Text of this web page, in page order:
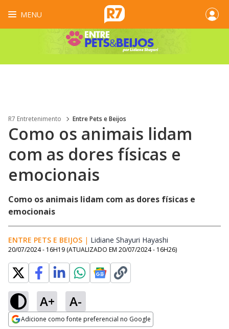
MENU
R7 Entretenimento Entre Pets e Beijos
Como os animais lidam
com as dores físicas e
emocionais
Como os animais lidam com as dores físicas e
emocionais
ENTRE PETS E BEIJOS | Lidiane Shayuri Hayashi
20/07/2024 - 16H19 (ATUALIZADO EM 20/07/2024 - 16H26)
A+ A-
Adicione como fonte preferencial no Google
Ativar
Loaded:
17.24%